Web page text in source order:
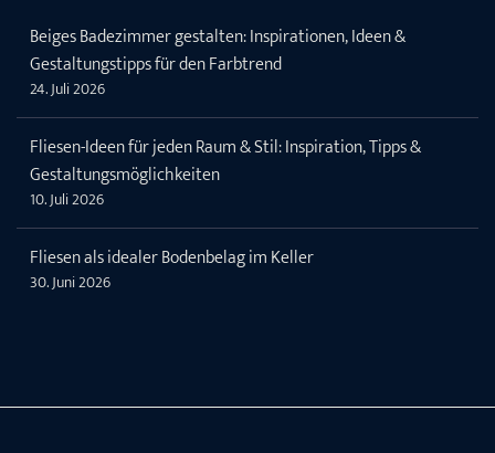
Beiges Badezimmer gestalten: Inspirationen, Ideen &
Gestaltungstipps für den Farbtrend
24. Juli 2026
Fliesen-Ideen für jeden Raum & Stil: Inspiration, Tipps &
Gestaltungsmöglichkeiten
10. Juli 2026
Fliesen als idealer Bodenbelag im Keller
30. Juni 2026